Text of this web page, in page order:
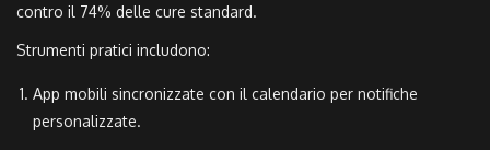
contro il 74% delle cure standard.
Strumenti pratici includono:
App mobili sincronizzate con il calendario per notifiche
personalizzate.